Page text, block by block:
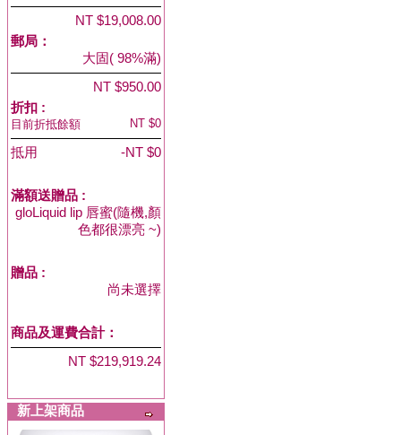
NT $19,008.00
郵局：
大固( 98%滿)
NT $950.00
折扣 :
目前折抵餘額 NT $0
抵用 -NT $0
滿額送贈品 :
gloLiquid lip 唇蜜(隨機,顏
色都很漂亮 ~)
贈品 :
尚未選擇
商品及運費合計：
NT $219,919.24
新上架商品